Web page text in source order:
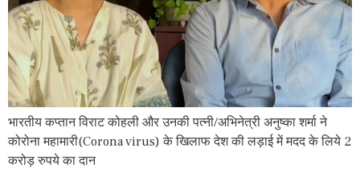
भारतीय कप्तान विराट कोहली और उनकी पत्नी/अभिनेत्री अनुष्का शर्मा ने
कोरोना महामारी(Corona virus) के खिलाफ देश की लड़ाई में मदद के लिये 2
करोड़ रुपये का दान